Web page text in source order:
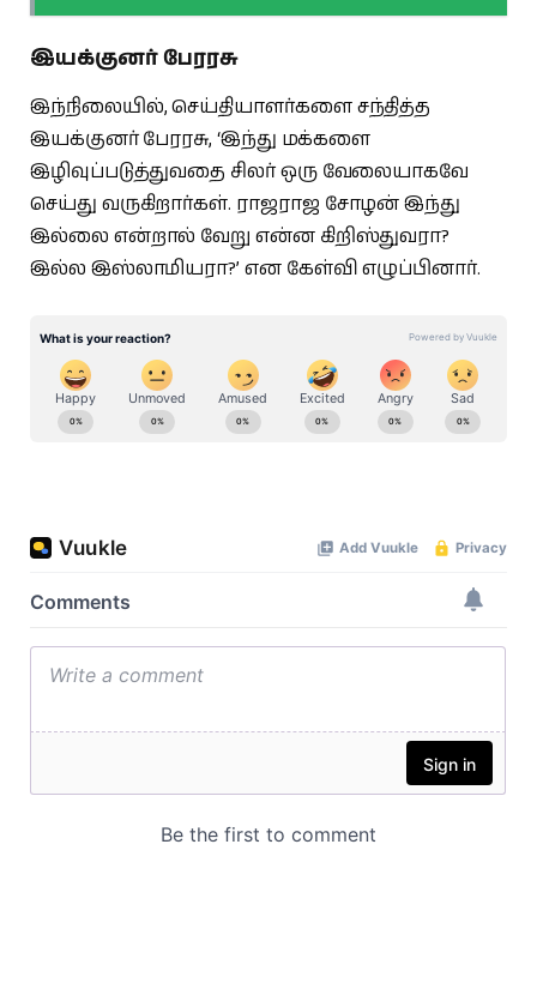
இயக்குனர் பேரரசு
இந்நிலையில், செய்தியாளர்களை சந்தித்த
இயக்குனர் பேரரசு, ‘இந்து மக்களை
இழிவுப்படுத்துவதை சிலர் ஒரு வேலையாகவே
செய்து வருகிறார்கள். ராஜராஜ சோழன் இந்து
இல்லை என்றால் வேறு என்ன கிறிஸ்துவரா?
இல்ல இஸ்லாமியரா?’ என கேள்வி எழுப்பினார்.